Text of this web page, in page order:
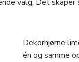
valg. Det skaper
Dekorhjørne
én og samme